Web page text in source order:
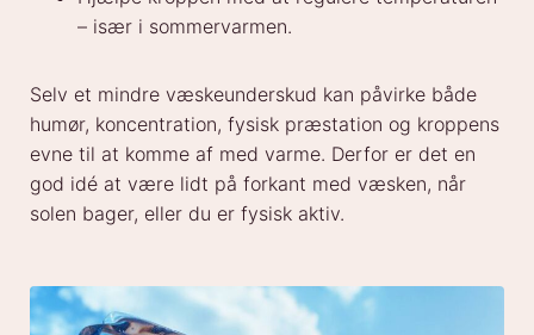
– især i sommervarmen.
Selv et mindre væskeunderskud kan påvirke både
humør, koncentration, fysisk præstation og kroppens
evne til at komme af med varme. Derfor er det en
god idé at være lidt på forkant med væsken, når
solen bager, eller du er fysisk aktiv.